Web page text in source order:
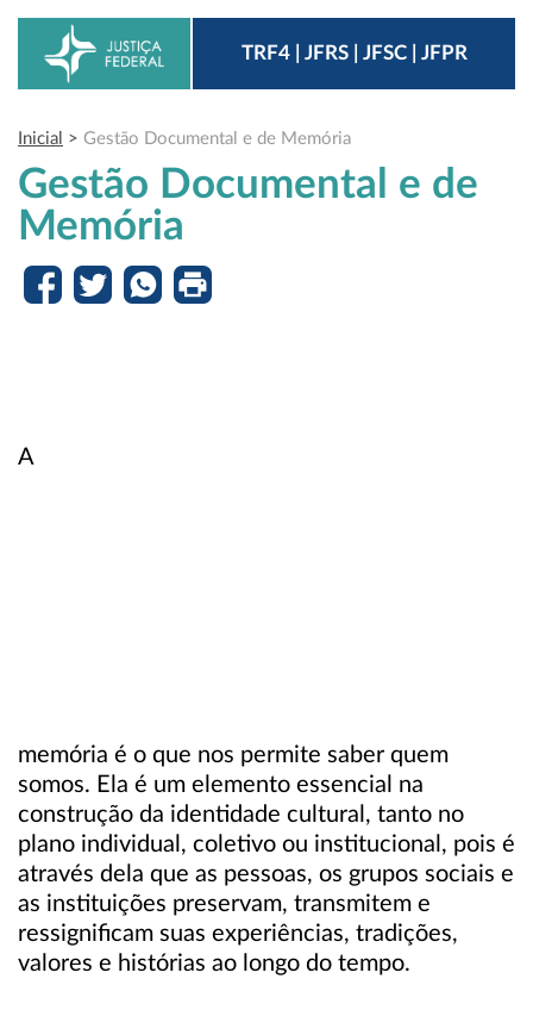
TRF4 | JFRS | JFSC | JFPR
Inicial > Gestão Documental e de Memória
Gestão Documental e de
Memória
A
memória é o que nos permite saber quem
somos. Ela é um elemento essencial na
construção da identidade cultural, tanto no
plano individual, coletivo ou institucional, pois é
através dela que as pessoas, os grupos sociais e
as instituições preservam, transmitem e
ressignificam suas experiências, tradições,
valores e histórias ao longo do tempo.